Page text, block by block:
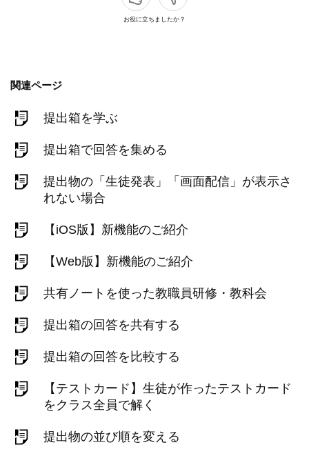
お役に立ちましたか？
関連ページ
提出箱を学ぶ
提出箱で回答を集める
提出物の「生徒発表」「画面配信」が表示さ
れない場合
【iOS版】新機能のご紹介
【Web版】新機能のご紹介
共有ノートを使った教職員研修・教科会
提出箱の回答を共有する
提出箱の回答を比較する
【テストカード】生徒が作ったテストカード
をクラス全員で解く
提出物の並び順を変える